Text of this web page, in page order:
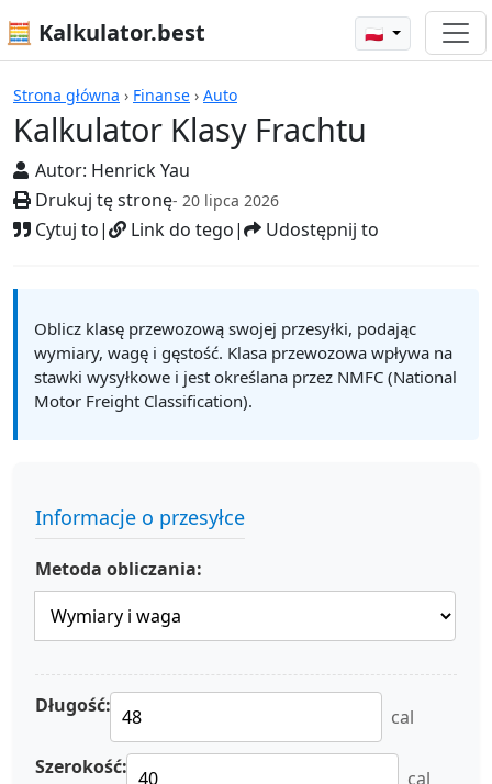
🧮 Kalkulator.best 🇵🇱
Strona główna › Finanse › Auto
Kalkulator Klasy Frachtu
Autor: Henrick Yau
Drukuj tę stronę- 20 lipca 2026
Cytuj to| Link do tego| Udostępnij to
Kalkulatory
Oblicz klasę przewozową swojej przesyłki, podając
wymiary, wagę i gęstość. Klasa przewozowa wpływa na
stawki wysyłkowe i jest określana przez NMFC (National
Motor Freight Classification).
Informacje o przesyłce
Metoda obliczania:
Długość: cal
Szerokość: cal